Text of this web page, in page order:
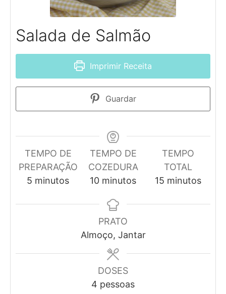
Salada de Salmão
Imprimir Receita
Guardar
TEMPO DE
PREPARAÇÃO
5 minutos
minutos
TEMPO DE
COZEDURA
10minutos
minutos
TEMPO
TOTAL
15minutos
minutos
PRATO
Almoço, Jantar
DOSES
4 pessoas